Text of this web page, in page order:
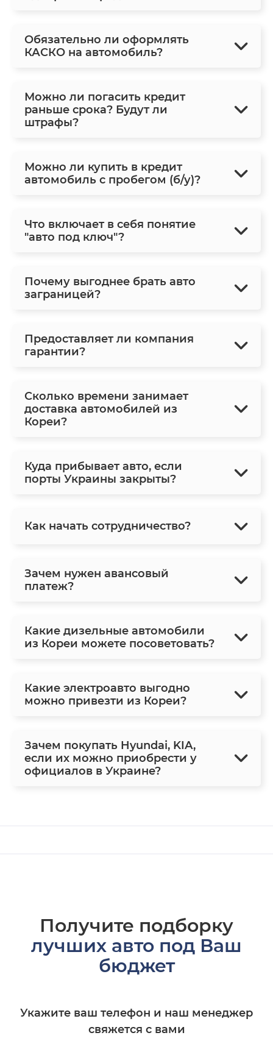
Обязательно ли оформлять
КАСКО на автомобиль?
Можно ли погасить кредит
раньше срока? Будут ли
штрафы?
Можно ли купить в кредит
автомобиль с пробегом (б/у)?
Что включает в себя понятие
"авто под ключ"?
Почему выгоднее брать авто
заграницей?
Предоставляет ли компания
гарантии?
Сколько времени занимает
доставка автомобилей из
Кореи?
Куда прибывает авто, если
порты Украины закрыты?
Как начать сотрудничество?
Зачем нужен авансовый
платеж?
Какие дизельные автомобили
из Кореи можете посоветовать?
Какие электроавто выгодно
можно привезти из Кореи?
Зачем покупать Hyundai, KIA,
если их можно приобрести у
официалов в Украине?
Получите подборку
лучших авто под Ваш
бюджет
Укажите ваш телефон и наш менеджер
свяжется с вами